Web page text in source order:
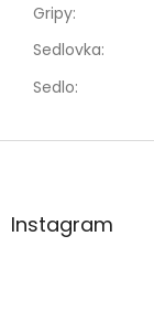
Gripy:
Sedlovka:
Sedlo:
Z
aInstagram